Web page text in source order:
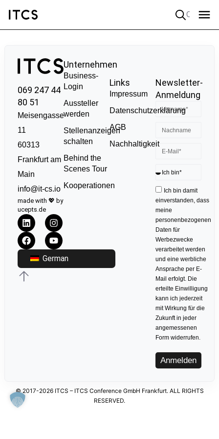
069 247 44
80 51
Meisengasse
11
60313
Frankfurt am
Main
info@it-cs.io
made with 💖 by
ucepts.de
German
Unternehmen
Business-
Login
Aussteller
werden
Stellenanzeigen
schalten
Behind the
Scenes Tour
Kooperationen
Links
Impressum
Datenschutzerklärung
AGB
Nachhaltigkeit
Newsletter-
Anmeldung
Ich bin damit
einverstanden, dass
meine
personenbezogenen
Daten für
Werbezwecke
verarbeitet werden
und eine werbliche
Ansprache per E-
Mail erfolgt. Die
erteilte Einwilligung
kann ich jederzeit
mit Wirkung für die
Zukunft in jeder
angemessenen
Form widerrufen.
Anmelden
© 2017-2026 ITCS – ITCS Conference GmbH Frankfurt. ALL RIGHTS
RESERVED.